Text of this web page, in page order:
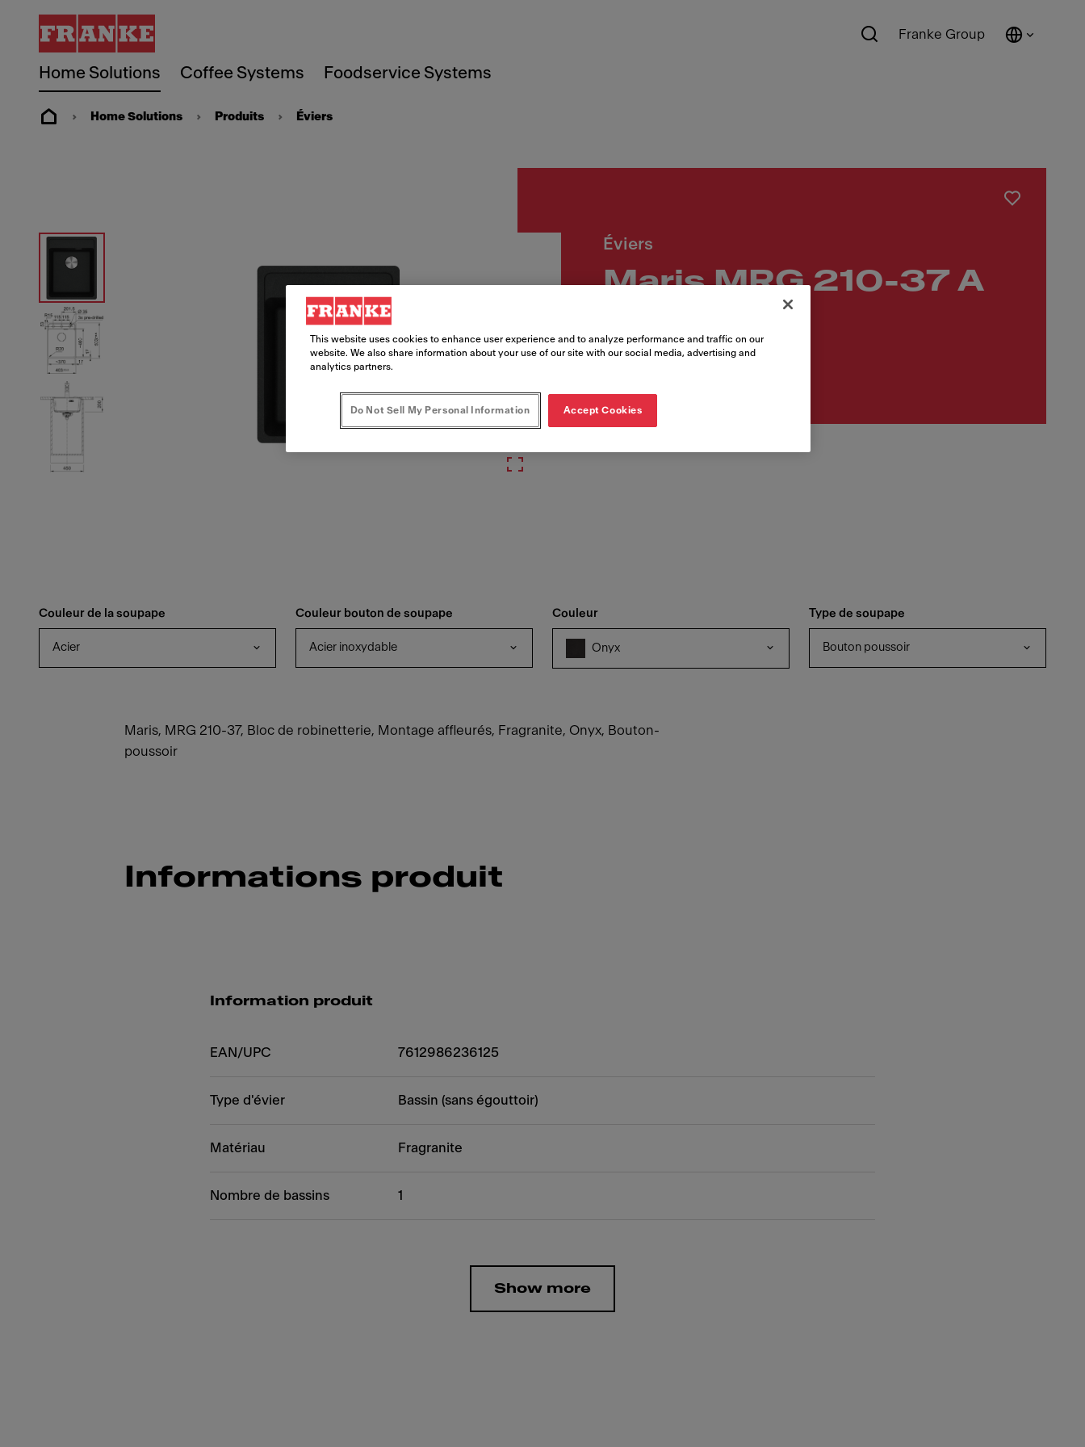
Home Solutions Coffee Systems Foodservice Systems
Franke Group
Home Solutions Produits Éviers
Éviers
Maris MRG 210-37 A
135.0682.829
Couleur de la soupape
Acier
Couleur bouton de soupape
Acier inoxydable
Couleur
Onyx
Type de soupape
Bouton poussoir
Maris, MRG 210-37, Bloc de robinetterie, Montage affleurés, Fragranite, Onyx, Bouton-
poussoir
Informations produit
Information produit
EAN/UPC 7612986236125
Type d'évier Bassin (sans égouttoir)
Matériau Fragranite
Nombre de bassins 1
Show more
This website uses cookies to enhance user experience and to analyze performance and traffic on our
website. We also share information about your use of our site with our social media, advertising and
analytics partners.
Do Not Sell My Personal Information Accept Cookies